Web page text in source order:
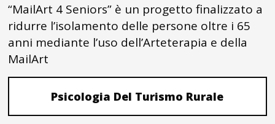
“MailArt 4 Seniors” è un progetto finalizzato a
ridurre l’isolamento delle persone oltre i 65
anni mediante l’uso dell’Arteterapia e della
MailArt
Psicologia Del Turismo Rurale